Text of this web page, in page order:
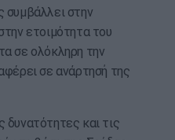
συμβάλλει στην
ετοιμότητα του
σε ολόκληρη την
σε ανάρτησή της
και τις